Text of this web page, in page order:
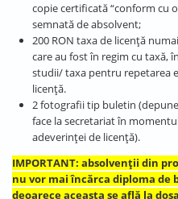
copie certificată “conform cu
semnată de absolvent;
200 RON taxa de licenţă
care au fost în regim cu taxă,
studii/ taxa pentru repetarea
licenţă.
2 fotografii tip buletin
face la secretariat în
adeverinței de licență).
IMPORTANT: absolvenții din
nu vor mai încărca diploma de
deoarece aceasta se află la